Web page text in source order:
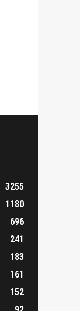
3255
1180
696
241
183
161
152